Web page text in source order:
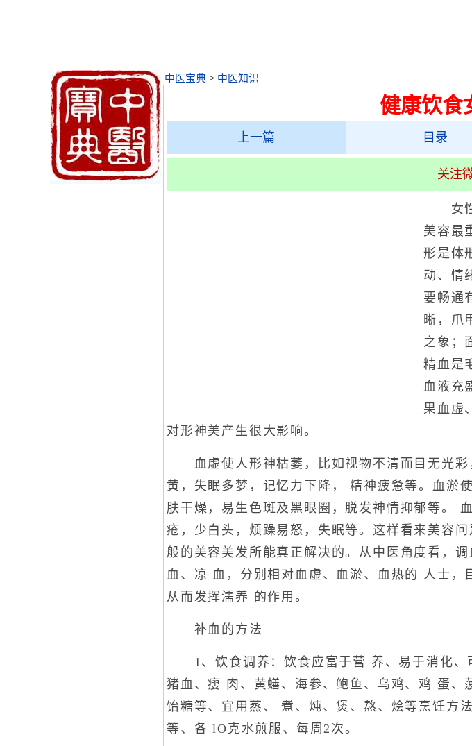
中医宝典 > 中医知识
健康饮食
上一篇 目录
关注
女性
美容最
形是体
动、情
要畅通
晰，爪
之象；
精血是
血液充
果血虚
对形神美产生很大影响。
血虚使人形神枯萎，比如视物不清而目无光彩
黄，失眠多梦，记忆力下降， 精神疲惫等。血淤
肤干燥，易生色斑及黑眼圈，脱发神情抑郁等。
疮，少白头，烦躁易怒，失眠等。这样看来美容
般的美容美发所能真正解决的。从中医角度看，
血、凉 血，分别相对血虚、血淤、血热的 人士，
从而发挥濡养 的作用。
补血的方法
1、饮食调养：饮食应富于营 养、易于消化、
猪血、瘦 肉、黄蟮、海参、鲍鱼、乌鸡、鸡 蛋、
饴糖等、宜用蒸、 煮、炖、煲、熬、烩等烹饪方
等、各 lO克水煎服、每周2次。